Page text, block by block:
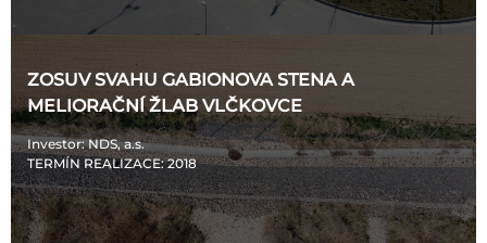
ZOSUV SVAHU GABIONOVA STENA A
MELIORAČNÍ ŽLAB VLČKOVCE
Investor: NDS, a.s.
TERMÍN REALIZACE: 2018